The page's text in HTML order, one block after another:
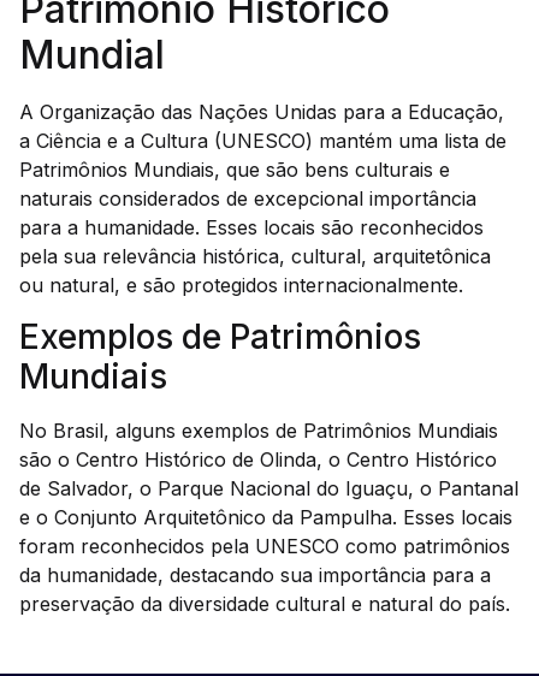
Mundial
A Organização das Nações Unidas para a Educação,
a Ciência e a Cultura (UNESCO) mantém uma lista de
Patrimônios Mundiais, que são bens culturais e
naturais considerados de excepcional importância
para a humanidade. Esses locais são reconhecidos
pela sua relevância histórica, cultural, arquitetônica
ou natural, e são protegidos internacionalmente.
Exemplos de Patrimônios
Mundiais
No Brasil, alguns exemplos de Patrimônios Mundiais
são o Centro Histórico de Olinda, o Centro Histórico
de Salvador, o Parque Nacional do Iguaçu, o Pantanal
e o Conjunto Arquitetônico da Pampulha. Esses locais
foram reconhecidos pela UNESCO como patrimônios
da humanidade, destacando sua importância para a
preservação da diversidade cultural e natural do país.